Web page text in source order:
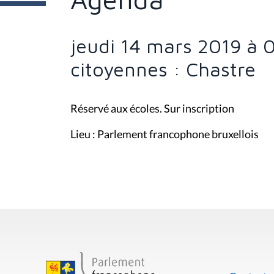
s
:
jeudi 14 mars 2019 à
citoyennes : Chastre
Réservé aux écoles. Sur inscription
Lieu : Parlement francophone bruxellois